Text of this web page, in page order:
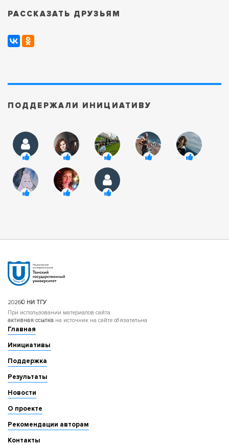
РАССКАЗАТЬ ДРУЗЬЯМ
ПОДДЕРЖАЛИ ИНИЦИАТИВУ
2026© НИ ТГУ
При использовании материалов сайта
активная ссылка на источник на сайте обязательна
Главная
Инициативы
Поддержка
Результаты
Новости
О проекте
Рекомендации авторам
Контакты